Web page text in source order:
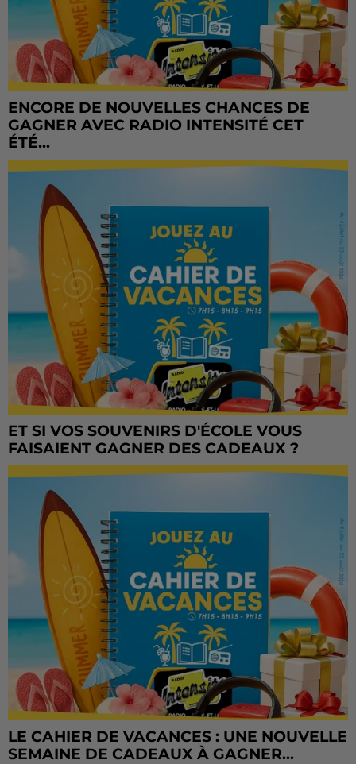
ENCORE DE NOUVELLES CHANCES DE
GAGNER AVEC RADIO INTENSITÉ CET
ÉTÉ...
ET SI VOS SOUVENIRS D'ÉCOLE VOUS
FAISAIENT GAGNER DES CADEAUX ?
LE CAHIER DE VACANCES : UNE NOUVELLE
SEMAINE DE CADEAUX À GAGNER...